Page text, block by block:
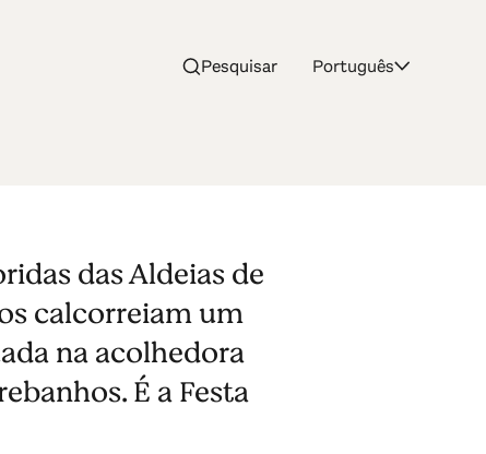
Pesquisar Português
das Aldeias de
calcorreiam um
na acolhedora
É a Festa